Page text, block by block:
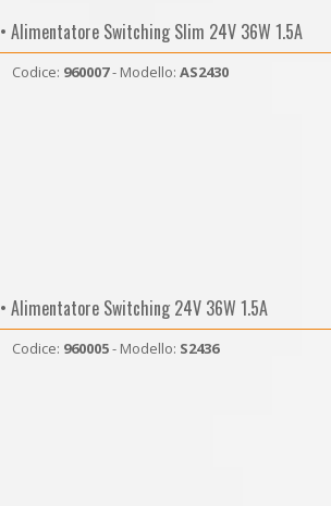
• Alimentatore Switching Slim 24V 36W 1.5A
Codice: 960007- Modello: AS2430
• Alimentatore Switching 24V 36W 1.5A
Codice: 960005- Modello: S2436